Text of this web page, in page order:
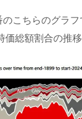
こちらのグラ
総額割合の推移